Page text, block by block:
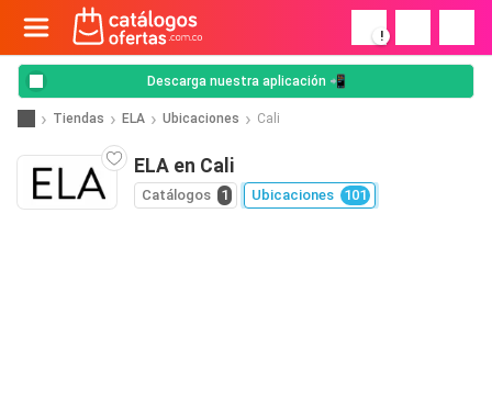
!
Descarga nuestra aplicación 📲
Tiendas ELA Ubicaciones Cali
ELA en Cali
Catálogos 1 Ubicaciones 101